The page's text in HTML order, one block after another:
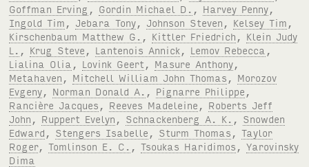
Goffman Erving
Gordin Michael D. Harvey Penny
Ingold Tim
Jebara Tony Johnson Steven Kelsey Tim
Kirschenbaum Matthew G.
Kittler Friedrich
Klein Judy
L.
Krug Steve Lantenois Annick Lemov Rebecca
Lialina Olia
Lovink Geert Masure Anthony
Metahaven
Mitchell William John Thomas
Morozov
Evgeny
Norman Donald A. Pignarre Philippe
Rancière Jacques
Reeves Madeleine
Roberts Jeff
John
Ruppert Evelyn Schnackenberg A. K.
Snowden
Edward
Stengers Isabelle Sturm Thomas ,Taylor
Roger,Tomlinson E. C. ,Tsoukas Haridimos ,Yarovinsky
Dima